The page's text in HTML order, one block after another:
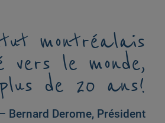
montréalais
vers le monde,
de 20 ans!
Bernard Derome, Président